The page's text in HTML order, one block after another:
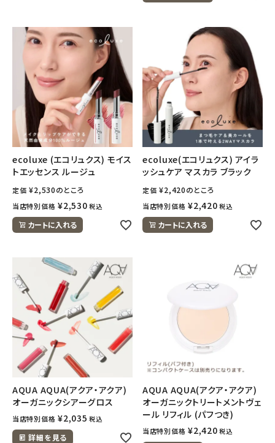
コラム・スタッフのおすすめ
ご利用ガイド等
アカウント情報
ようこそ ゲスト 様
meeting_room ログイン person 会員登録
ecoluxe (エコリュクス) モイス
トエッセンス ルージュ
定価 ¥2,530のところ
当店特別価格 ¥2,530 税込
カートに入れる
ecoluxe(エコリュクス) アイラ
ッシュケア マスカラ ブラック
定価 ¥2,420のところ
当店特別価格 ¥2,420 税込
カートに入れる
AQUA AQUA(アクア・アクア)
オーガニックシアーグロス
当店特別価格 ¥2,035 税込
詳細を見る
AQUA AQUA(アクア・アクア)
オーガニックトリートメントヴェ
ール リフィル (パフつき)
当店特別価格 ¥2,420 税込